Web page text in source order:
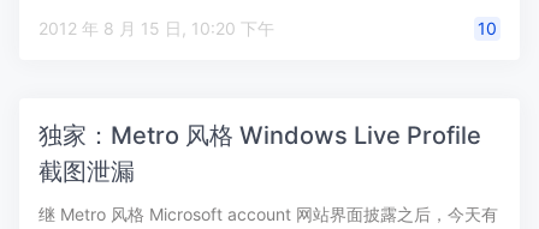
2012 年 8 月 15 日, 10:20 下午 10
独家：Metro 风格 Windows Live Profile
截图泄漏
继 Metro 风格 Microsoft account 网站界面披露之后，今天有